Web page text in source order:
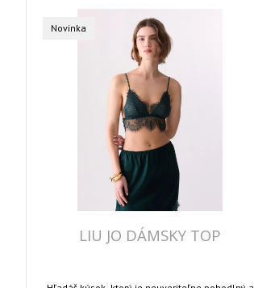
LIU JO DÁMSKY TOP
Novinka